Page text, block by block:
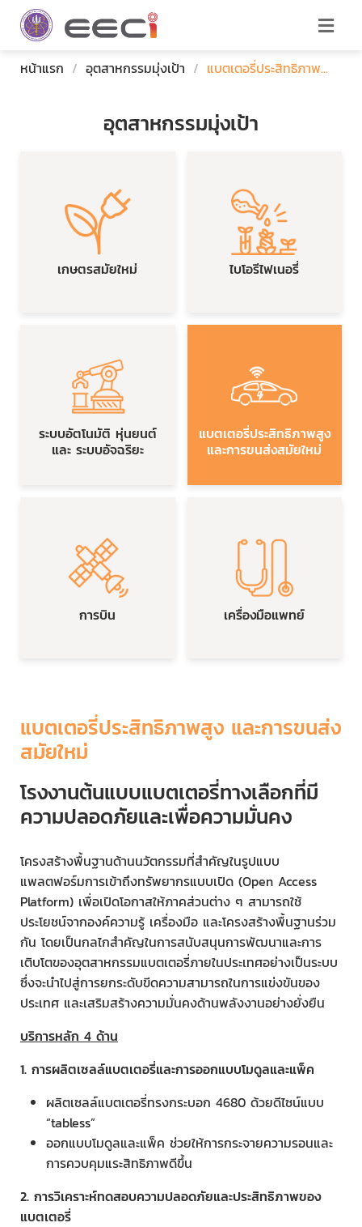
หน้าแรก / อุตสาหกรรมมุ่งเป้า / แบตเตอรี่ประสิทธิภาพ...
อุตสาหกรรมมุ่งเป้า
เกษตรสมัยใหม่ ไบโอรีไฟเนอรี่
ระบบอัตโนมัติ หุ่นยนต์
และ ระบบอัจฉริยะ
แบตเตอรี่ประสิทธิภาพสูง
และการขนส่งสมัยใหม่
การบิน เครื่องมือแพทย์
แบตเตอรี่ประสิทธิภาพสูง และการขนส่ง
สมัยใหม่
โรงงานต้นแบบแบตเตอรี่ทางเลือกที่มี
ความปลอดภัยและเพื่อความมั่นคง
โครงสร้างพื้นฐานด้านนวัตกรรมที่สำคัญในรูปแบบ
แพลตฟอร์มการเข้าถึงทรัพยากรแบบเปิด (Open Access
Platform) เพื่อเปิดโอกาสให้ภาคส่วนต่าง ๆ สามารถใช้
ประโยชน์จากองค์ความรู้ เครื่องมือ และโครงสร้างพื้นฐานร่วม
กัน โดยเป็นกลไกสำคัญในการสนับสนุนการพัฒนาและการ
เติบโตของอุตสาหกรรมแบตเตอรี่ภายในประเทศอย่างเป็นระบบ
ซึ่งจะนำไปสู่การยกระดับขีดความสามารถในการแข่งขันของ
ประเทศ และเสริมสร้างความมั่นคงด้านพลังงานอย่างยั่งยืน
บริการหลัก 4 ด้าน
1. การผลิตเซลล์แบตเตอรี่และการออกแบบโมดูลและแพ็ค
ผลิตเซลล์แบตเตอรี่ทรงกระบอก 4680 ด้วยดีไซน์แบบ
“tabless”
ออกแบบโมดูลและแพ็ค ช่วยให้การกระจายความรอนและ
การควบคุมแระสิทธิภาพดีขึ้น
2. การวิเคราะห์ทดสอบความปลอดภัยและประสิทธิภาพของ
แบตเตอรี่